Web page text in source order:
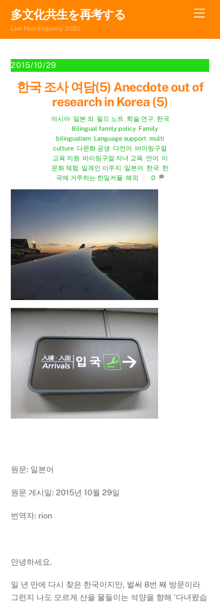
content
多文化共生を再考する
Live Multilingually 2020
2015/10/29
한국 조사 여담(5) Anecdote out of
research in Korea (5)
아시아, 일본 외 필드 노트 학술 연구 한국
Bilingual family policy, Family
bilingualism Language support multi
culture 다문화 공생 다언어 바이링구얼
교육 지원 바이링구얼 자녀 교육 언어 이
문화 체험 일계인 이주지 일본어 한국 한
국에 거주하는 한일커플 ,해외 0
원문: 일본어
원문 게시일: 2015년 10월 29일
번역자: rion
안녕하세요.
일 년 만에 다시 찾은 한국이지만, 벌써 8번 째 방문이라
그런지 나도 모르게 산을 물들이는 석양을 향해 ‘다녀왔습